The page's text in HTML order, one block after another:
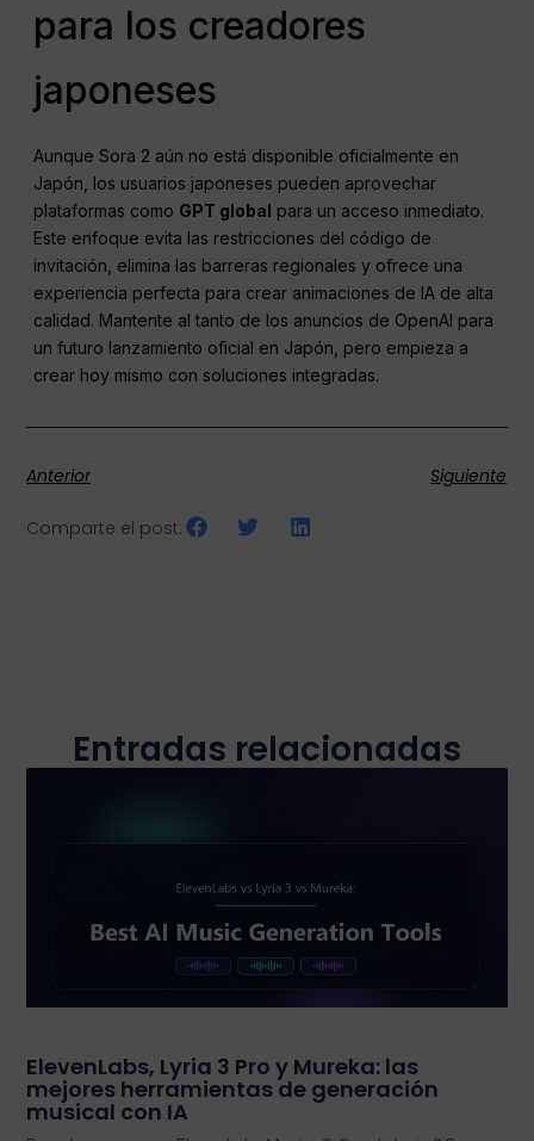
para los creadores
japoneses
Aunque Sora 2 aún no está disponible oficialmente en
Japón, los usuarios japoneses pueden aprovechar
plataformas como GPT global para un acceso inmediato.
Este enfoque evita las restricciones del código de
invitación, elimina las barreras regionales y ofrece una
experiencia perfecta para crear animaciones de IA de alta
calidad. Mantente al tanto de los anuncios de OpenAI para
un futuro lanzamiento oficial en Japón, pero empieza a
crear hoy mismo con soluciones integradas.
Anterior Siguiente
Comparte el post:
Entradas relacionadas
ElevenLabs, Lyria 3 Pro y Mureka: las
mejores herramientas de generación
musical con IA